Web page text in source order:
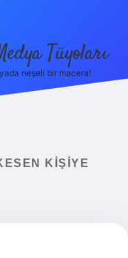
Tüyoları
neşeli bir macera!
KIŞIYE